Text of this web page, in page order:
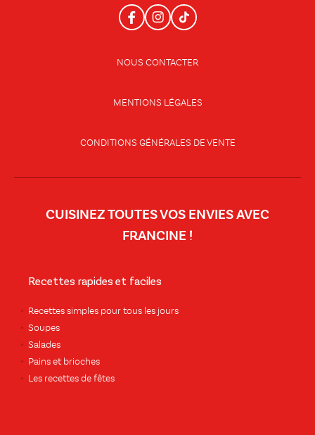
NOUS CONTACTER
MENTIONS LÉGALES
CONDITIONS GÉNÉRALES DE VENTE
CUISINEZ TOUTES VOS ENVIES AVEC
FRANCINE !
Recettes rapides et faciles
Recettes simples pour tous les jours
Soupes
Salades
Pains et brioches
Les recettes de fêtes